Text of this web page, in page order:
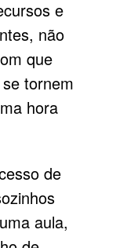
e
não
que
tornem
hora
de
aula,